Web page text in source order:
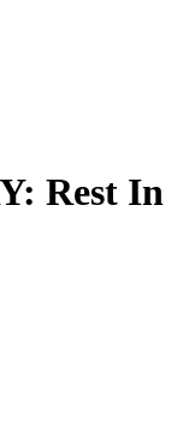
Rest In